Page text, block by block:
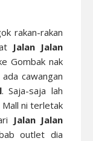
rakan-rakan
Jalan Jalan
Gombak nak
cawangan
. Saja-saja lah
Mall ni terletak
Jalan Jalan
outlet dia